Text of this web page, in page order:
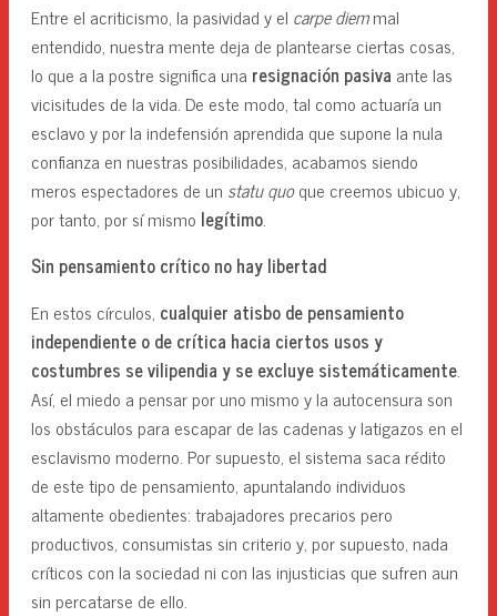
Entre el acriticismo, la pasividad y el carpe diemmal
entendido, nuestra mente deja de plantearse ciertas cosas,
lo que a la postre significa una resignación pasiva ante las
vicisitudes de la vida. De este modo, tal como actuaría un
esclavo y por la indefensión aprendida que supone la nula
confianza en nuestras posibilidades, acabamos siendo
meros espectadores de un statu quoque creemos ubicuo y,
por tanto, por sí mismo legítimo.
Sin pensamiento crítico no hay libertad
En estos círculos, cualquier atisbo de pensamiento
independiente o de crítica hacia ciertos usos y
costumbres se vilipendia y se excluye sistemáticamente.
Así, el miedo a pensar por uno mismo y la autocensura son
los obstáculos para escapar de las cadenas y latigazos en el
esclavismo moderno. Por supuesto, el sistema saca rédito
de este tipo de pensamiento, apuntalando individuos
altamente obedientes: trabajadores precarios pero
productivos, consumistas sin criterio y, por supuesto, nada
críticos con la sociedad ni con las injusticias que sufren aun
sin percatarse de ello.